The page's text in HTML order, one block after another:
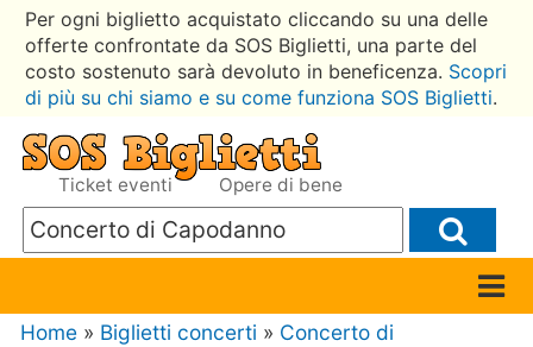
Per ogni biglietto acquistato cliccando su una delle
offerte confrontate da SOS Biglietti, una parte del
costo sostenuto sarà devoluto in beneficenza. Scopri
di più su chi siamo e su come funziona SOS Biglietti.
Ticket eventi Opere di bene
Home » Biglietti concerti » Concerto di